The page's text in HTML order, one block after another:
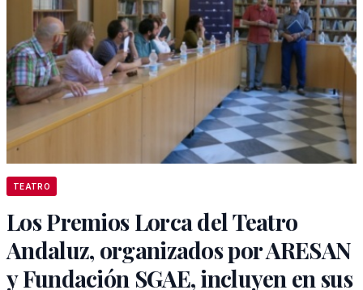
TEATRO
Los Premios Lorca del Teatro
Andaluz, organizados por ARESAN
y Fundación SGAE, incluyen en sus